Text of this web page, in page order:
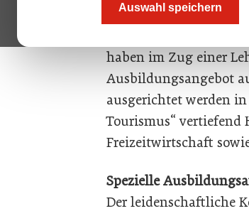
Auswahl speichern
Gut ausgebildete
international mehr
haben im Zug einer
Ausbildungsangebot
ausgerichtet werden
Tourismus“ vertiefend
Freizeitwirtschaft
Spezielle
Der leidenschaftliche